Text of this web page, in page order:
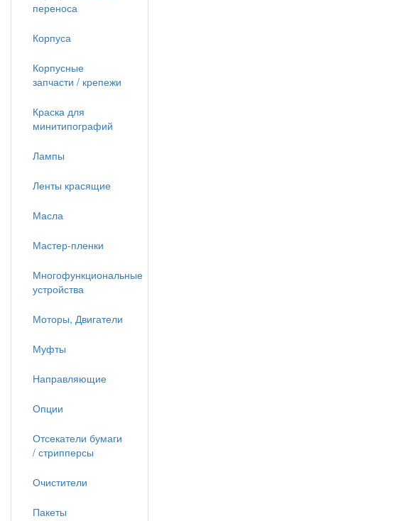
переноса
Корпуса
Корпусные
запчасти / крепежи
Краска для
минитипографий
Лампы
Ленты красящие
Масла
Мастер-пленки
Многофункциональные
устройства
Моторы, Двигатели
Муфты
Направляющие
Опции
Отсекатели бумаги
/ стрипперсы
Очистители
Пакеты